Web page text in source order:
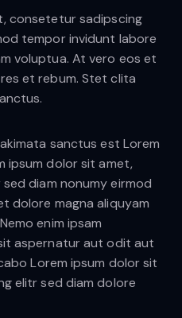
consetetur sadipscing
tempor invidunt labore
voluptua. At vero eos et
et rebum. Stet clita
sanctus est Lorem
ipsum dolor sit amet,
diam nonumy eirmod
dolore magna aliquyam
enim ipsam
aspernatur aut odit aut
Lorem ipsum dolor sit
elitr sed diam dolore